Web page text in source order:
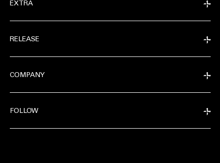
EXTRA
RELEASE
COMPANY
FOLLOW